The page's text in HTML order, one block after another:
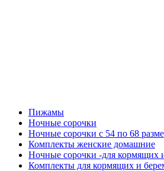
Пижамы
Ночные сорочки
Ночные сорочки с 54 по 68
Комплекты женские домашние
Ночные сорочки -для кормящих
Комплекты для кормящих и